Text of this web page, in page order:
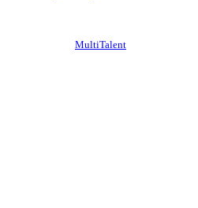
MultiTalent